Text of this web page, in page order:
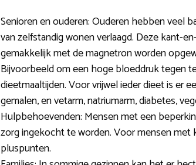
Senioren en ouderen: Ouderen hebben veel
van zelfstandig wonen verlaagd. Deze kant-
gemakkelijk met de magnetron worden
Bijvoorbeeld om een hoge bloeddruk tegen
dieetmaaltijden. Voor vrijwel ieder dieet is er
gemalen, en vetarm, natriumarm, diabetes,
Hulpbehoevenden: Mensen met een
zorg ingekocht te worden. Voor mensen
pluspunten.